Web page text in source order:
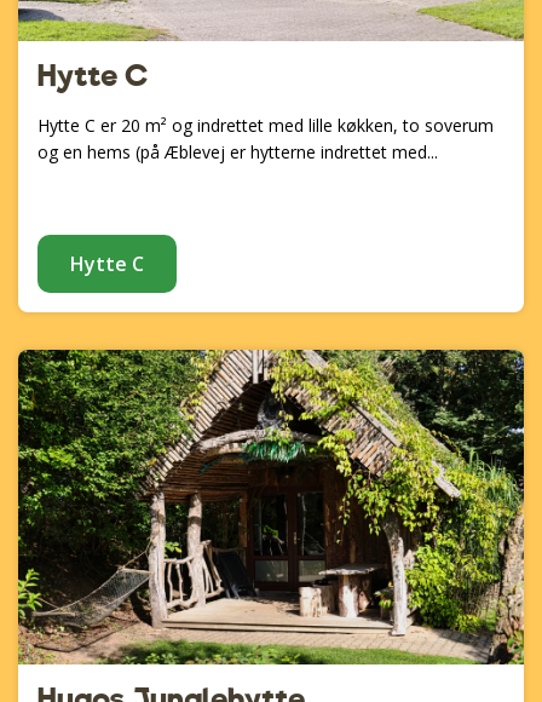
Hytte C
Hytte C er 20 m² og indrettet med lille køkken, to soverum
og en hems (på Æblevej er hytterne indrettet med...
Hytte C